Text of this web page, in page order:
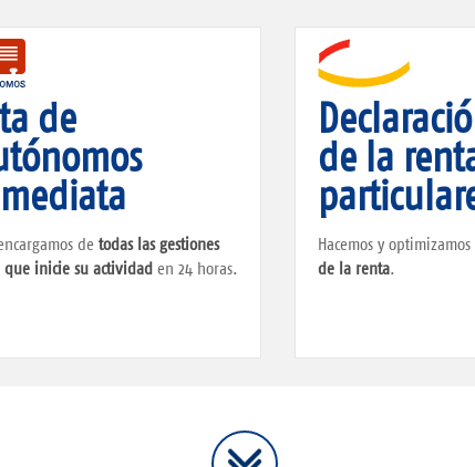
de
de todas las gestiones
que inicie su actividaden 24 horas.
de la
Hacemos y
de la renta.